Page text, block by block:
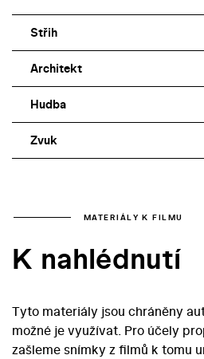
Střih
Architekt
Hudba
Zvuk
MATERIÁLY K FILMU
K nahlédnutí
Tyto materiály jsou chráněny
možné je využívat. Pro účely
zašleme snímky z filmů k tomu